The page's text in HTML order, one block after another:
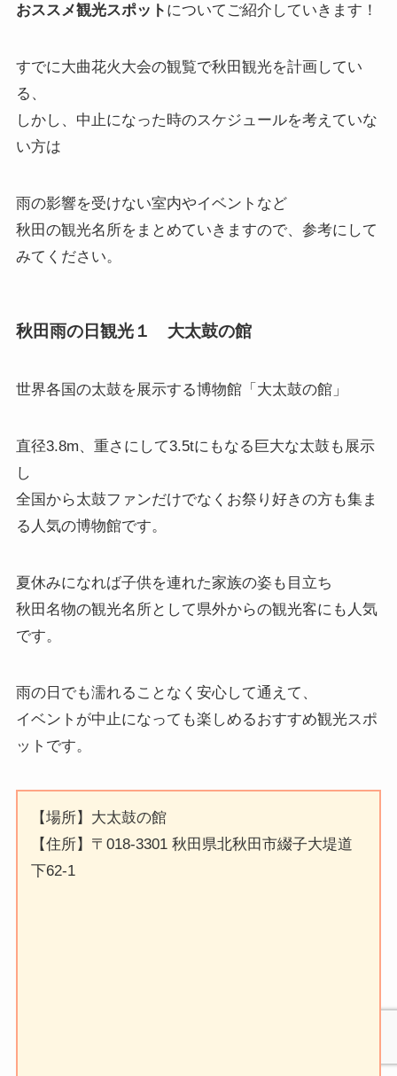
おススメ観光スポット についてご紹介していきます！
すでに大曲花火大会の観覧で秋田観光を計画してい
る、
しかし、中止になった時のスケジュールを考えていな
い方は
雨の影響を受けない室内やイベントなど
秋田の観光名所をまとめていきますので、参考にして
みてください。
秋田雨の日観光１ 大太鼓の館
世界各国の太鼓を展示する博物館「 大太鼓の館」
直径3.8m、重さにして3.5tにもなる巨大な太鼓も展示
し
全国から太鼓ファンだけでなくお祭り好きの方も集ま
る人気の博物館です。
夏休みになれば子供を連れた家族の姿も目立ち
秋田名物の観光名所として県外からの観光客にも人気
です。
雨の日でも濡れることなく安心して通えて、
イベントが中止になっても楽しめるおすすめ観光スポ
ットです。
【場所】大太鼓の館
【住所】〒018-3301 秋田県北秋田市綴子大堤道
下62-1